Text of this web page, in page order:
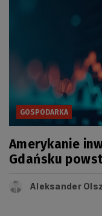
GOSPODARKA
Amerykanie
Gdańsku
Aleksander